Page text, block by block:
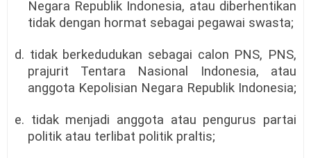
Negara Republik Indonesia, atau diberhentikan
tidak dengan hormat sebagai pegawai swasta;
d. tidak berkedudukan sebagai calon PNS, PNS,
prajurit Tentara Nasional Indonesia, atau
anggota Kepolisian Negara Republik Indonesia;
e. tidak menjadi anggota atau pengurus partai
politik atau terlibat politik praltis;